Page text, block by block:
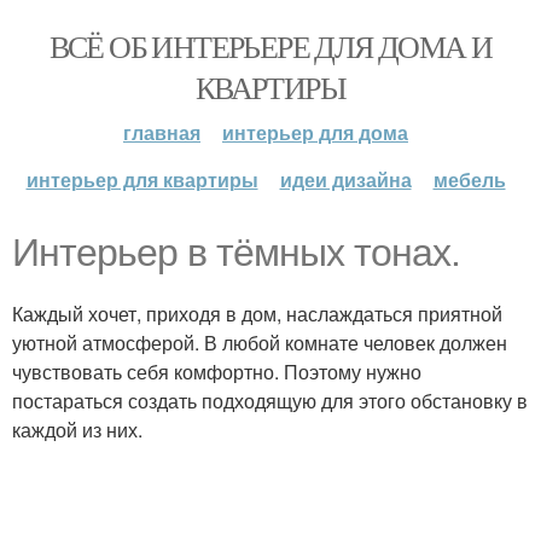
ВСЁ ОБ ИНТЕРЬЕРЕ ДЛЯ ДОМА И
КВАРТИРЫ
главная
интерьер для дома
интерьер для квартиры
идеи дизайна мебель
Интерьер в тёмных тонах.
Каждый хочет, приходя в дом, наслаждаться приятной
уютной атмосферой. В любой комнате человек должен
чувствовать себя комфортно. Поэтому нужно
постараться создать подходящую для этого обстановку в
каждой из них.